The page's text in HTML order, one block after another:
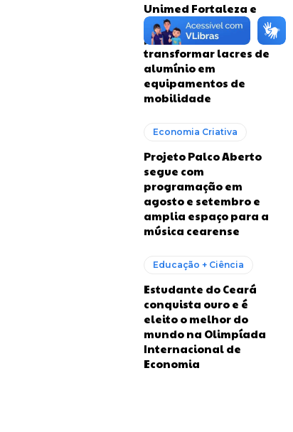
Unimed Fortaleza e
RioMar firmam
parceria para
transformar lacres de
alumínio em
equipamentos de
mobilidade
Economia Criativa
Projeto Palco Aberto
segue com
programação em
agosto e setembro e
amplia espaço para a
música cearense
Educação + Ciência
Estudante do Ceará
conquista ouro e é
eleito o melhor do
mundo na Olimpíada
Internacional de
Economia